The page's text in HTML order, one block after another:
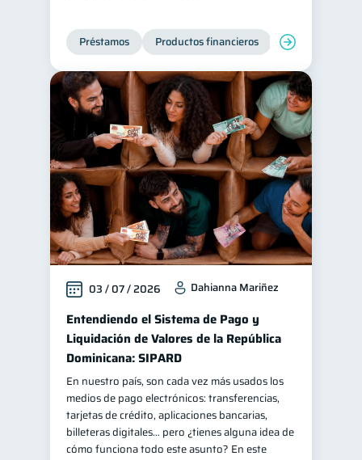
Préstamos Productos financieros Manejo de
03 / 07 / 2026 Dahianna Mariñez
Entendiendo el Sistema de Pago y
Liquidación de Valores de la República
Dominicana: SIPARD
En nuestro país, son cada vez más usados los
medios de pago electrónicos: transferencias,
tarjetas de crédito, aplicaciones bancarias,
billeteras digitales… pero ¿tienes alguna idea de
cómo funciona todo este asunto? En este